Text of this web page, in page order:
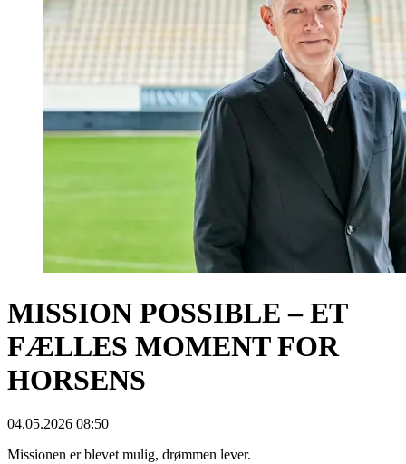
MISSION POSSIBLE – ET
FÆLLES MOMENT FOR
HORSENS
04.05.2026 08:50
Missionen er blevet mulig, drømmen lever.